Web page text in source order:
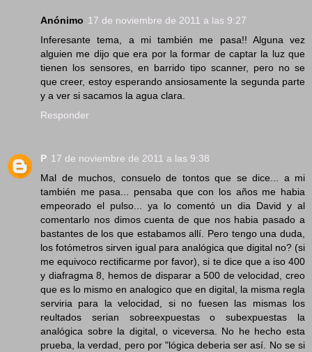
Anónimo 17 de noviembre de 2011 a las 9:27
Inferesante tema, a mi también me pasa!! Alguna vez
alguien me dijo que era por la formar de captar la luz que
tienen los sensores, en barrido tipo scanner, pero no se
que creer, estoy esperando ansiosamente la segunda parte
y a ver si sacamos la agua clara.
Responder
P 17 de noviembre de 2011 a las 9:38
Mal de muchos, consuelo de tontos que se dice... a mi
también me pasa... pensaba que con los años me habia
empeorado el pulso... ya lo comentó un dia David y al
comentarlo nos dimos cuenta de que nos habia pasado a
bastantes de los que estabamos allí. Pero tengo una duda,
los fotómetros sirven igual para analógica que digital no? (si
me equivoco rectificarme por favor), si te dice que a iso 400
y diafragma 8, hemos de disparar a 500 de velocidad, creo
que es lo mismo en analogico que en digital, la misma regla
serviria para la velocidad, si no fuesen las mismas los
reultados serian sobreexpuestas o subexpuestas la
analógica sobre la digital, o viceversa. No he hecho esta
prueba, la verdad, pero por "lógica deberia ser así. No se si